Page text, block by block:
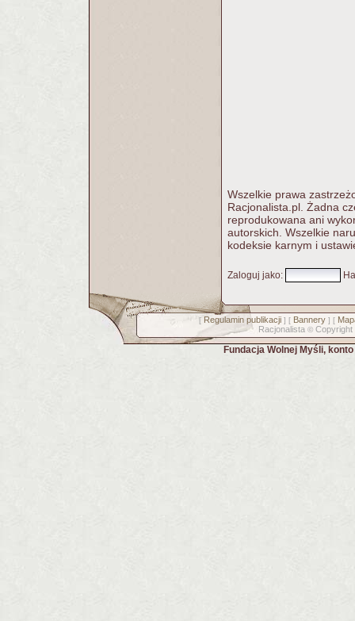
Wszelkie prawa
Racjonalista.pl. Żadna
reprodukowana ani
autorskich. Wszelkie
kodeksie karnym i
Zaloguj jako:
[ Regulamin publikacji] [ Bannery] [
Racjonalista © Copyright
Fundacja Wolnej Myśli,